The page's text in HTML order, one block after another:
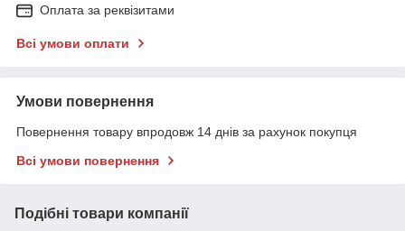
Оплата за реквізитами
Всі умови оплати
Умови повернення
Повернення товару впродовж 14 днів за рахунок покупця
Всі умови повернення
Подібні товари компанії